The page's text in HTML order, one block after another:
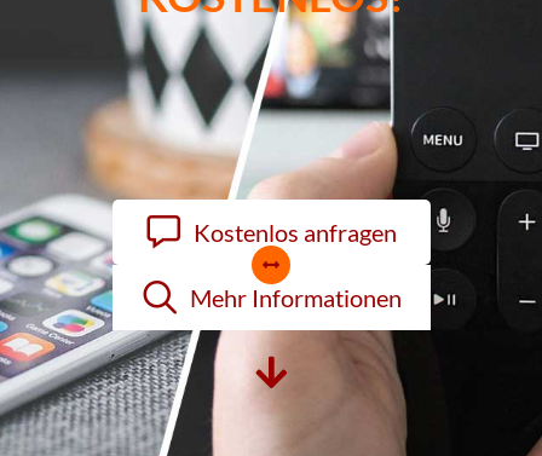
Kostenlos anfragen
Mehr Informationen